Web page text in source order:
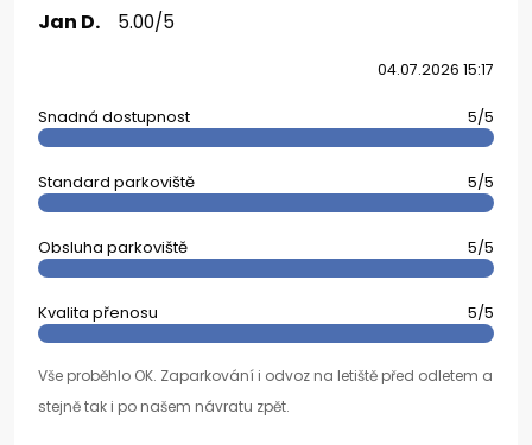
Jan D. 5.00/5
04.07.2026 15:17
Snadná dostupnost 5/5
Standard parkoviště 5/5
Obsluha parkoviště 5/5
Kvalita přenosu 5/5
Vše proběhlo OK. Zaparkování i odvoz na letiště před odletem a
stejně tak i po našem návratu zpět.